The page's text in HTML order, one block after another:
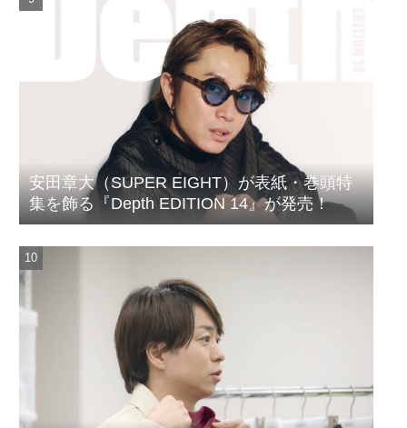
安田章大（SUPER EIGHT）が表紙・巻頭特
集を飾る『Depth EDITION 14』が発売！